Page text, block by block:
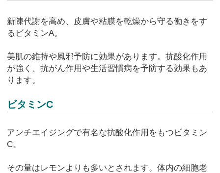
新陳代謝を高め、皮膚や粘膜を乾燥から守る働きをす
るビタミンA。
美肌の維持や風邪予防に効果があります。抗酸化作用
が強く、抗がん作用や生活習慣病を予防する効果もあ
ります。
ビタミンC
アンチエイジングで有名な抗酸化作用をもつビタミン
C。
その量はレモンよりも多いとされます。体内の細胞老